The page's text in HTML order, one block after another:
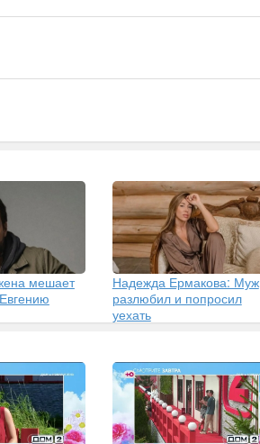
мешает
Надежда Ермакова: Муж
разлюбил и попросил
уехать